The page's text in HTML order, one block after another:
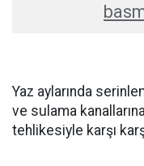
Yaz aylarında
ve sulama
tehlikesiyle karşı